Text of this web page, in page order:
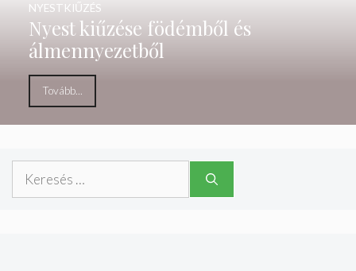
Nyest kiűzése födémből és
álmennyezetből
NYESTKIŰZÉS
Tovább...
Keresés: